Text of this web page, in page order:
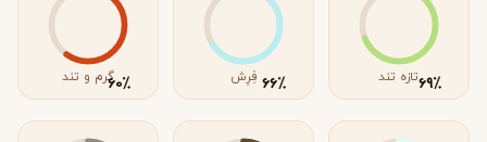
٪69تازه تند ٪66 فِرِش ٪60گرم و تند